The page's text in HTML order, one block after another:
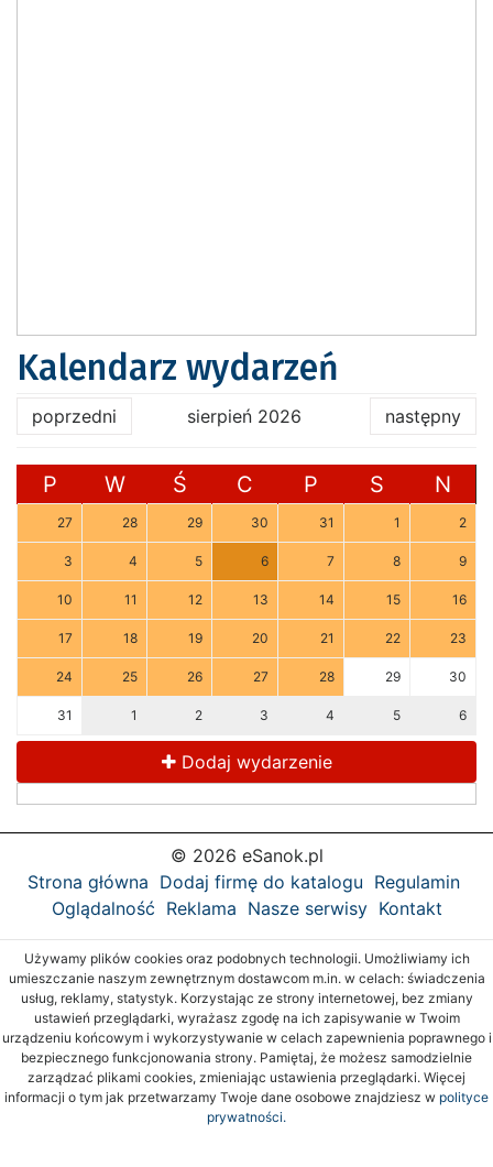
Kalendarz wydarzeń
poprzedni sierpień 2026 następny
P W Ś C P S N
27 28 29 30 31 1 2
3 4 5 6 7 8 9
10 11 12 13 14 15 16
17 18 19 20 21 22 23
24 25 26 27 28 29 30
31 1 2 3 4 5 6
Dodaj wydarzenie
© 2026 eSanok.pl
Strona główna Dodaj firmę do katalogu Regulamin
Oglądalność Reklama Nasze serwisy Kontakt
Używamy plików cookies oraz podobnych technologii. Umożliwiamy ich
umieszczanie naszym zewnętrznym dostawcom m.in. w celach: świadczenia
usług, reklamy, statystyk. Korzystając ze strony internetowej, bez zmiany
ustawień przeglądarki, wyrażasz zgodę na ich zapisywanie w Twoim
urządzeniu końcowym i wykorzystywanie w celach zapewnienia poprawnego i
bezpiecznego funkcjonowania strony. Pamiętaj, że możesz samodzielnie
zarządzać plikami cookies, zmieniając ustawienia przeglądarki. Więcej
informacji o tym jak przetwarzamy Twoje dane osobowe znajdziesz w polityce
prywatności.